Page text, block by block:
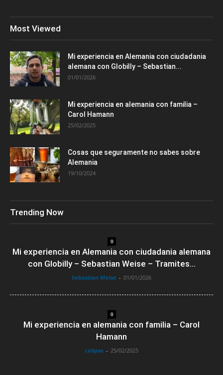
Most Viewed
Mi experiencia en Alemania con ciudadania
alemana con Globilly – Sebastian...
01/01/2026
Mi experiencia en alemania con familia –
Carol Hamann
25/02/2025
Cosas que seguramente no sabes sobre
Alemania
19/10/2024
Trending Now
0
Mi experiencia en Alemania con ciudadania alemana
con Globilly – Sebastian Weise – Tramites...
Sebastian Weise - 01/01/2026
0
Mi experiencia en alemania con familia – Carol
Hamann
calipso - 25/02/2025